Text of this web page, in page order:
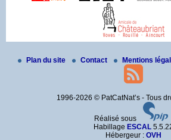
Plan du site Contact Mentions
1996-2026 © PatCatNat’s - Tous
Réalisé sous
Habillage ESCAL
Hébergeur : OVH